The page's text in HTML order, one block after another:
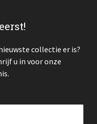
collectie er is?
u in voor onze